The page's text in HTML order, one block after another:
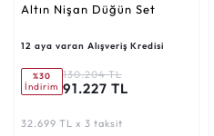
Altın Nişan Düğün Set
12 aya varan Alışveriş Kredisi
%30
İndirim
130.204 TL
91.227 TL
32.699 TL x 3 taksit